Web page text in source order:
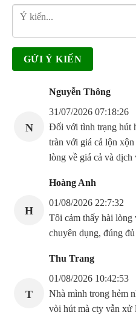
N
Nguyễn Thông
31/07/2026 07:18:26
Đối với tình trạng hút
tràn với giá cả lộn
lòng về giá cả và dịch
H
Hoàng Anh
01/08/2026 22:7:32
Tôi cảm thấy hài
chuyên dụng, đúng
T
Thu Trang
01/08/2026 10:42:53
Nhà mình trong hẻm
vòi hút mà cty vẫn xử